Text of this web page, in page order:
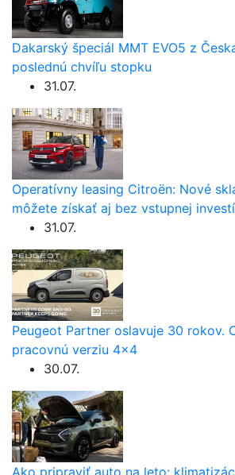
Dakarský špeciál MMT EVO5 z
poslednú chvíľu stopku
31.07.
Operatívny leasing Citroën: Nové
môžete získať aj bez vstupnej
31.07.
Peugeot Partner oslavuje 30 rokov.
pracovnú verziu 4×4
30.07.